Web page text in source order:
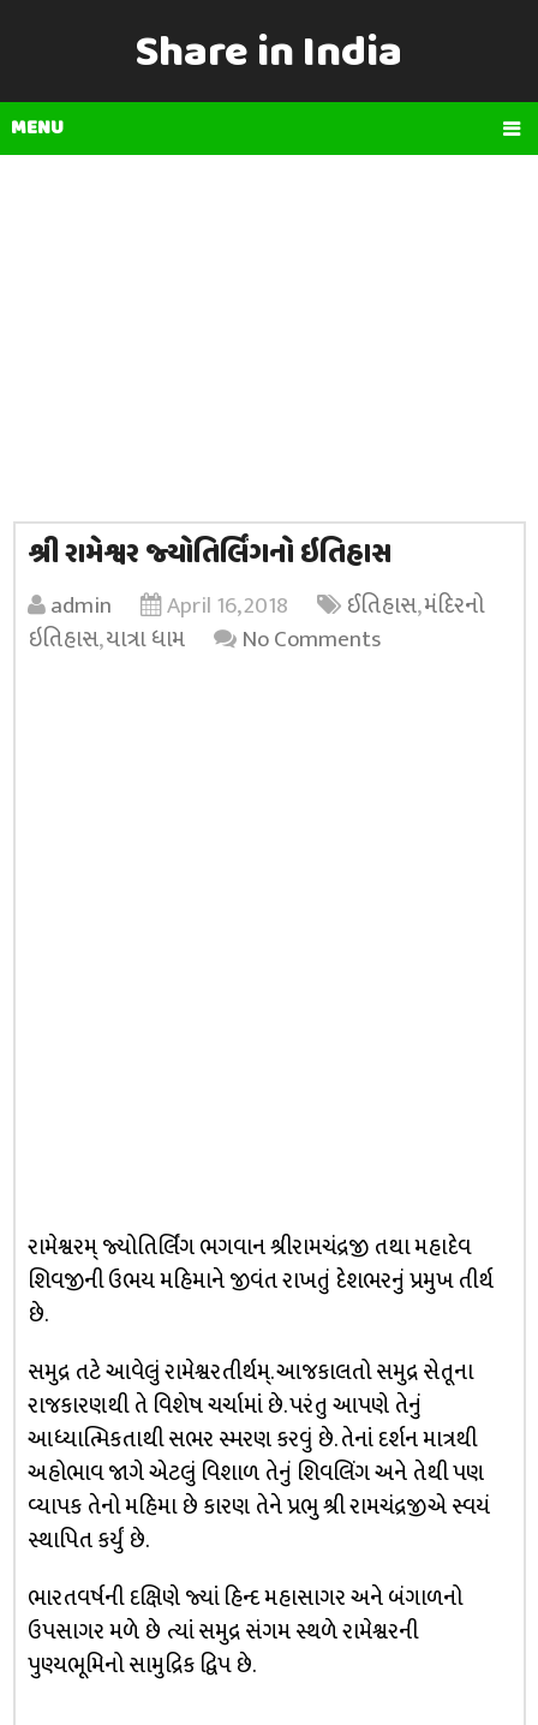
Share in India
MENU
શ્રી રામેશ્વર જ્યોતિર્લિંગનો ઇતિહાસ
admin April 16, 2018 ઈતિહાસ,મંદિરનો
ઇતિહાસ,યાત્રા ધામ No Comments
રામેશ્વરમ્‌ જ્યોતિર્લિંગ ભગવાન શ્રીરામચંદ્રજી તથા મહાદેવ
શિવજીની ઉભય મહિમાને જીવંત રાખતું દેશભરનું પ્રમુખ તીર્થ
છે.
સમુદ્ર તટે આવેલું રામેશ્વરતીર્થમ્‌. આજકાલતો સમુદ્ર સેતૂના
રાજકારણથી તે વિશેષ ચર્ચામાં છે. પરંતુ આપણે તેનું
આધ્યાત્મિકતાથી સભર સ્મરણ કરવું છે. તેનાં દર્શન માત્રથી
અહોભાવ જાગે એટલું વિશાળ તેનું શિવલિંગ અને તેથી પણ
વ્યાપક તેનો મહિમા છે કારણ તેને પ્રભુ શ્રી રામચંદ્રજીએ સ્વયં
સ્થાપિત કર્યું છે.
ભારતવર્ષની દક્ષિણે જ્યાં હિન્દ મહાસાગર અને બંગાળનો
ઉપસાગર મળે છે ત્યાં સમુદ્ર સંગમ સ્થળે રામેશ્વરની
પુણ્યભૂમિનો સામુદ્રિક દ્વિપ છે.